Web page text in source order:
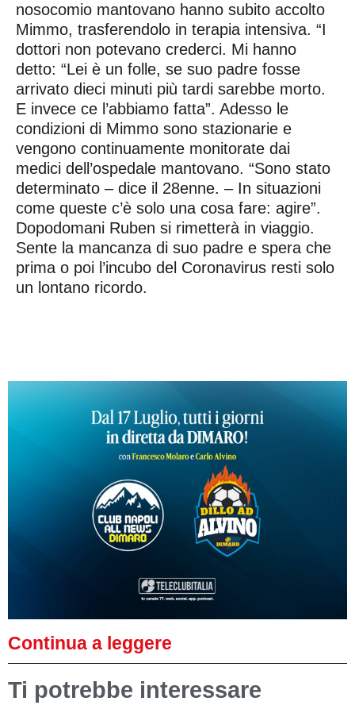
nosocomio mantovano hanno subito accolto
Mimmo, trasferendolo in terapia intensiva. “I
dottori non potevano crederci. Mi hanno
detto: “Lei è un folle, se suo padre fosse
arrivato dieci minuti più tardi sarebbe morto.
E invece ce l’abbiamo fatta”. Adesso le
condizioni di Mimmo sono stazionarie e
vengono continuamente monitorate dai
medici dell’ospedale mantovano. “Sono stato
determinato – dice il 28enne. – In situazioni
come queste c’è solo una cosa fare: agire”.
Dopodomani Ruben si rimetterà in viaggio.
Sente la mancanza di suo padre e spera che
prima o poi l’incubo del Coronavirus resti solo
un lontano ricordo.
Continua a leggere
Ti potrebbe interessare